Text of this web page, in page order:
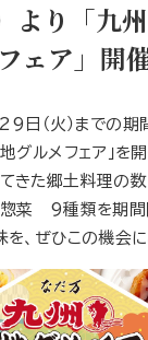
より「九
ェア」開
日（火）までの期
グルメフェア」を
きた郷土料理の数
菜 9種類を期間
、ぜひこの機会